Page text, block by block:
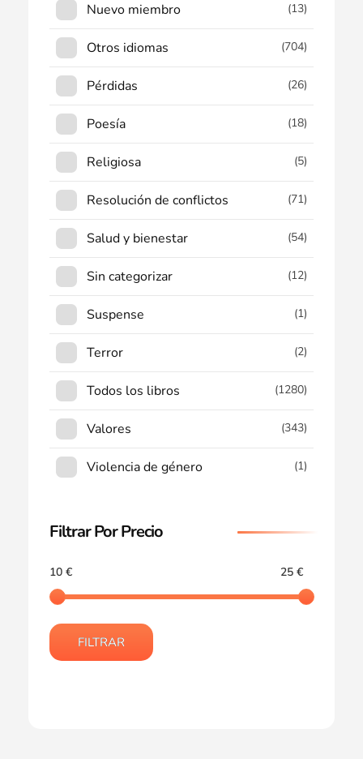
Nuevo miembro (13)
Otros idiomas (704)
Pérdidas (26)
Poesía (18)
Religiosa (5)
Resolución de conflictos (71)
Salud y bienestar (54)
Sin categorizar (12)
Suspense (1)
Terror (2)
Todos los libros (1280)
Valores (343)
Violencia de género (1)
Filtrar Por Precio
10 € 25 €
FILTRAR